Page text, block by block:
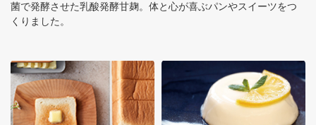
菌で発酵させた乳酸発酵甘麹。体と心が喜ぶパンやスイーツをつ
くりました。